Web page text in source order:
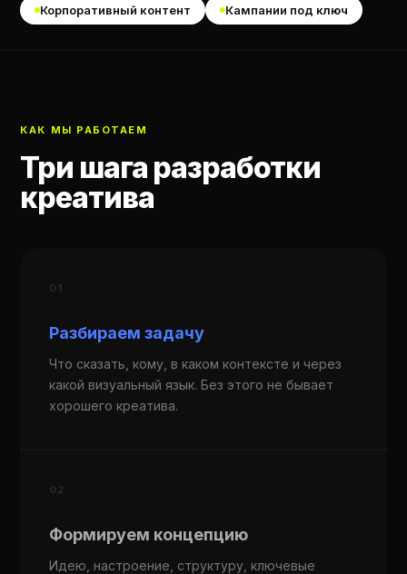
Корпоративный контент
Кампании под ключ
КАК МЫ РАБОТАЕМ
Три шага разработки
креатива
01
Разбираем задачу
Что сказать, кому, в каком контексте и через
какой визуальный язык. Без этого не бывает
хорошего креатива.
02
Формируем концепцию
Идею, настроение, структуру, ключевые